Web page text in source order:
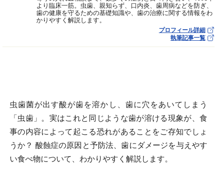
より臨床一筋。虫歯、親知らず、口内炎、歯周病などを防ぎ、
歯の健康を守るための基礎知識や、歯の治療に関する情報をわ
かりやすく解説します。
プロフィール詳細
執筆記事一覧
虫歯菌が出す酸が歯を溶かし、歯に穴をあいてしまう
「虫歯」。実はこれと同じような歯が溶ける現象が、食
事の内容によって起こる恐れがあることをご存知でしょ
うか？ 酸蝕症の原因と予防法、歯にダメージを与えやす
い食べ物について、わかりやすく解説します。